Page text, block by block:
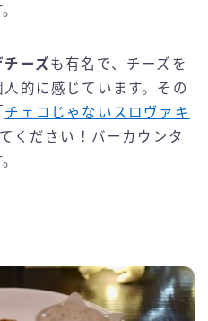
チーズも有名で、チーズを
的に感じています。その
チェコじゃないスロヴァキ
ください！バーカウンタ